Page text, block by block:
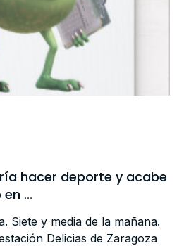
hacer deporte y acabe
...
Siete y media de la mañana.
Delicias de Zaragoza